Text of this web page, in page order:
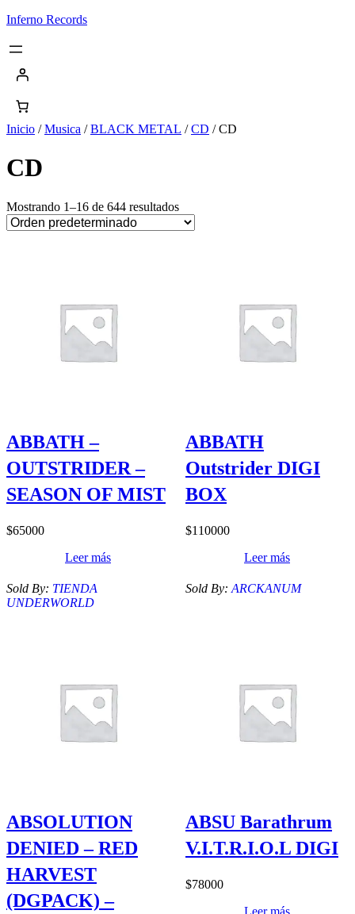
Saltar
contenido
Inferno Records
Inicio /Musica /BLACK METAL /CD / CD
CD
Mostrando 1–16 de 644 resultados
ABBATH –
OUTSTRIDER –
SEASON OF MIST
$65000
Leer más
Sold By: TIENDA
UNDERWORLD
ABBATH
Outstrider DIGI
BOX
$110000
Leer más
Sold By: ARCKANUM
ABSOLUTION
DENIED – RED
HARVEST
(DGPACK) –
ABSU Barathrum
V.I.T.R.I.O.L DIGI
$78000
Leer más